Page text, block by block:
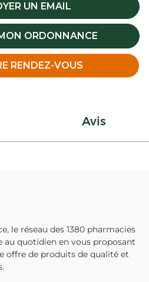
UN EMAIL
ORDONNANCE
RENDEZ-VOUS
Avis
le réseau des 1380 pharmacies
au quotidien en vous proposant
offre de produits de qualité et